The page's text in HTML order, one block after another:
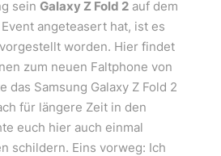
sein Galaxy Z Fold 2auf dem
angeteasert hat, ist es
worden. Hier findet
zum neuen Faltphone von
das Samsung Galaxy Z Fold 2
für längere Zeit in den
euch hier auch einmal
schildern. Eins vorweg: Ich